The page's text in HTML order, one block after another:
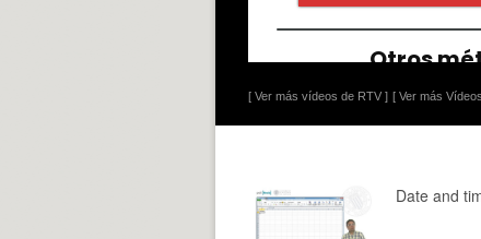
[ Ver más vídeos de RTV ] [ Ver más
Date and